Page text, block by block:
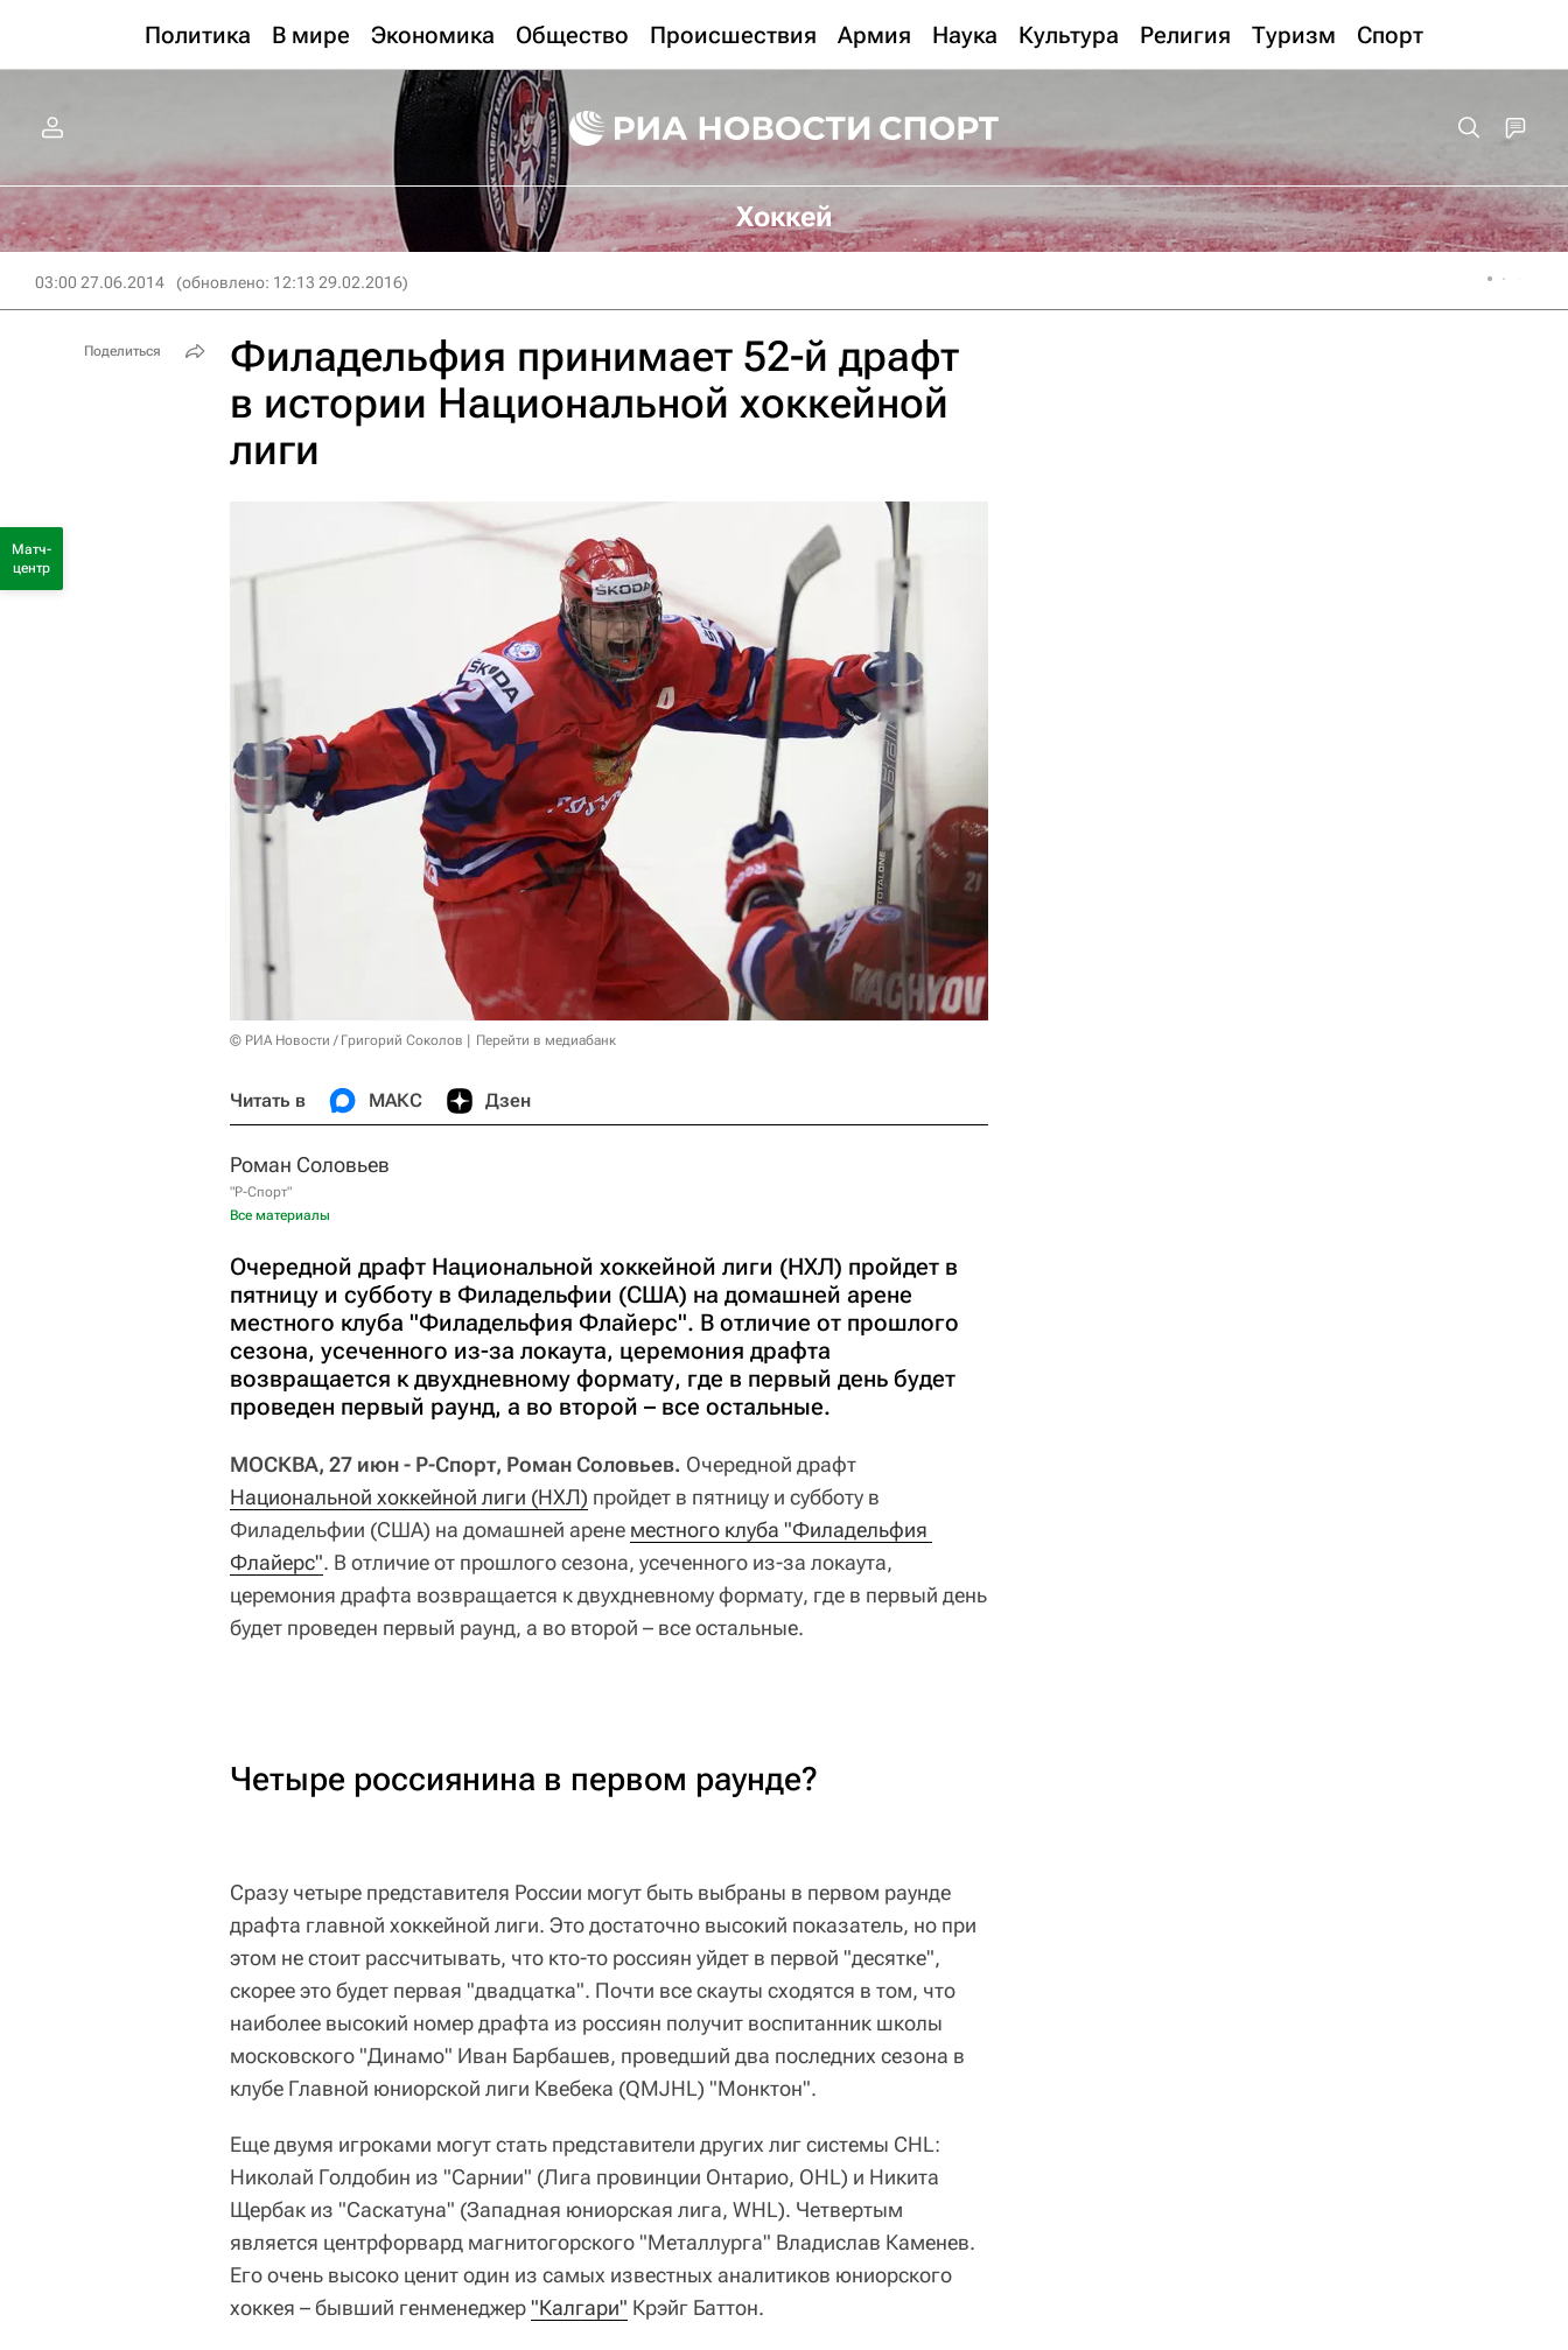
Политика В мире Экономика Общество Происшествия Армия Наука Культура Религия Туризм Спорт
Хоккей
03:00 27.06.2014 (обновлено: 12:13 29.02.2016)
Филадельфия принимает 52-й драфт
в истории Национальной хоккейной
лиги
© РИА Новости / Григорий Соколов Перейти в медиабанк
Читать в МАКС Дзен
Роман Соловьев
"Р-Спорт"
Все материалы
Очередной драфт Национальной хоккейной лиги (НХЛ) пройдет в
пятницу и субботу в Филадельфии (США) на домашней арене
местного клуба "Филадельфия Флайерс". В отличие от прошлого
сезона, усеченного из-за локаута, церемония драфта
возвращается к двухдневному формату, где в первый день будет
проведен первый раунд, а во второй – все остальные.
МОСКВА, 27 июн - Р-Спорт, Роман Соловьев. Очередной драфт
Национальной хоккейной лиги (НХЛ) пройдет в пятницу и субботу в
Филадельфии (США) на домашней арене местного клуба "Филадельфия
Флайерс". В отличие от прошлого сезона, усеченного из-за локаута,
церемония драфта возвращается к двухдневному формату, где в первый день
будет проведен первый раунд, а во второй – все остальные.
Четыре россиянина в первом раунде?
Сразу четыре представителя России могут быть выбраны в первом раунде
драфта главной хоккейной лиги. Это достаточно высокий показатель, но при
этом не стоит рассчитывать, что кто-то россиян уйдет в первой "десятке",
скорее это будет первая "двадцатка". Почти все скауты сходятся в том, что
наиболее высокий номер драфта из россиян получит воспитанник школы
московского "Динамо" Иван Барбашев, проведший два последних сезона в
клубе Главной юниорской лиги Квебека (QMJHL) "Монктон".
Еще двумя игроками могут стать представители других лиг системы CHL:
Николай Голдобин из "Сарнии" (Лига провинции Онтарио, OHL) и Никита
Щербак из "Саскатуна" (Западная юниорская лига, WHL). Четвертым
является центрфорвард магнитогорского "Металлурга" Владислав Каменев.
Его очень высоко ценит один из самых известных аналитиков юниорского
хоккея – бывший генменеджер"Калгари" Крэйг Баттон.
Поделиться
Матч-
центр